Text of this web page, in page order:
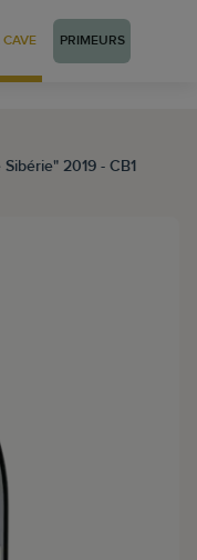
CAVE PRIMEURS
2019 - CB1